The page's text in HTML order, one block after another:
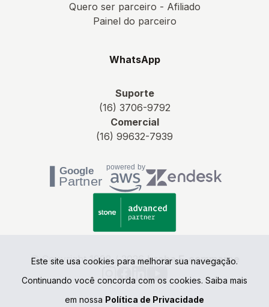
Quero ser parceiro - Afiliado
Painel do parceiro
WhatsApp
Suporte
(16) 3706-9792
Comercial
(16) 99632-7939
© Copyright 1998 / 2026Irroba E-commerce
Este site usa cookies para melhorar sua navegação.
Continuando você concorda com os cookies. Saiba mais
em nossa Política de Privacidade